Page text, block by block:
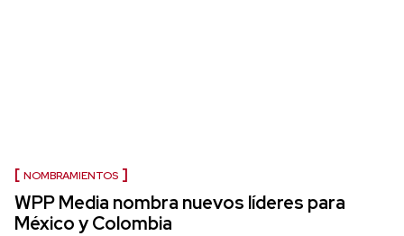
NOMBRAMIENTOS
WPP Media nombra nuevos líderes para
México y Colombia